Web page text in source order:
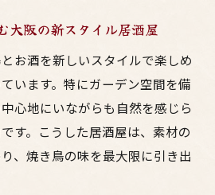
大阪の新スタイル居酒屋
お酒を新しいスタイルで楽しめ
います。特にガーデン空間を備
心地にいながらも自然を感じら
す。こうした居酒屋は、素材の
、焼き鳥の味を最大限に引き出